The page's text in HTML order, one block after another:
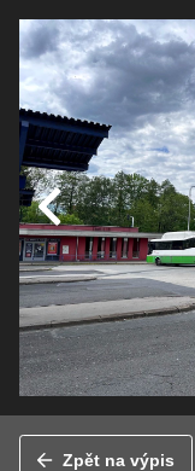
Zpět na výpis